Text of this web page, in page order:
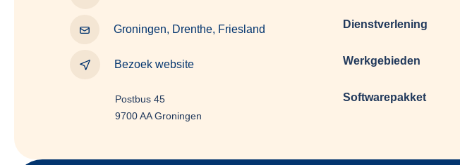
Groningen, Drenthe, Friesland
Bezoek website
Postbus 45
9700 AA Groningen
Dienstverlening
Werkgebieden
Softwarepakket